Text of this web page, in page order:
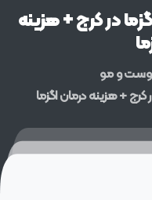
درکرج+هزینه
و مو
کرج + هزینه درمان اگزما